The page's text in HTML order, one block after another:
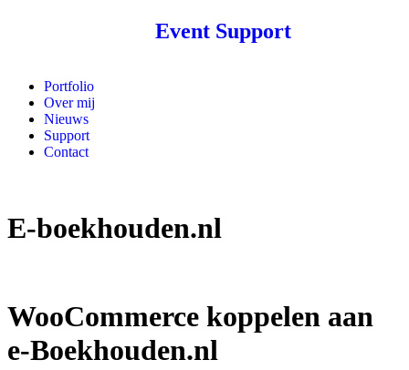
Event Support
Portfolio
Over mij
Nieuws
Support
Contact
E-boekhouden.nl
WooCommerce koppelen aan
e‑Boekhouden.nl